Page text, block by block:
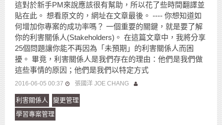
這對於新手PM來說應該很有幫助，所以花了些時間翻譯並
貼在此。 想看原文的，網址在文章最後。 ---- 你想知道如
何增加你專案的成功率嗎？ 一個重要的關鍵，就是要了解
你的利害關係人(Stakeholders)。 在這篇文章中，我將分享
25個問題讓你能不再因為「未預期」的利害關係人而困
擾。 畢竟，利害關係人是我們存在的理由：他們是我們做
這些事情的原因；他們是我們以特定方式
2016-06-05 00:37 張國洋 JOE CHANG
利害關係人
變更管理
學習專案管理